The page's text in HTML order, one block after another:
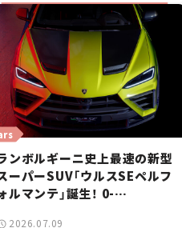
ンボルギーニ史上最速の新型
ーパーSUV「ウルスSEペルフ
ルマンテ」誕生！ 0-
2026.07.09